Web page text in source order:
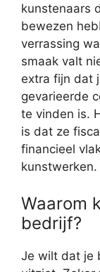
kunstenaars
bewezen
verrassing
smaak valt
extra fijn dat
gevarieerde
te vinden is.
is dat ze
financieel
kunstwerken.
Waarom
bedrijf?
Je wilt dat je